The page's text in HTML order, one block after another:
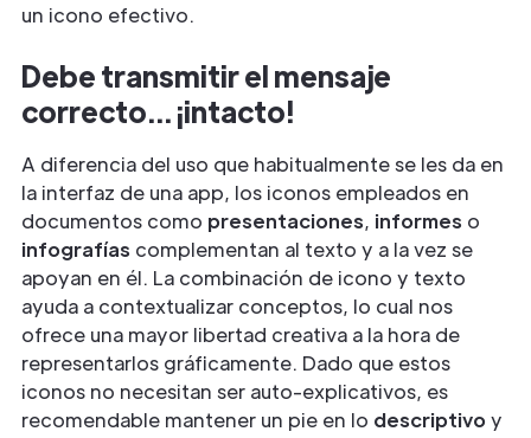
un icono efectivo.
Debe transmitir el mensaje
correcto... ¡intacto!
A diferencia del uso que habitualmente se les da en
la interfaz de una app, los iconos empleados en
documentos como presentaciones, informes o
infografías complementan al texto y a la vez se
apoyan en él. La combinación de icono y texto
ayuda a contextualizar conceptos, lo cual nos
ofrece una mayor libertad creativa a la hora de
representarlos gráficamente. Dado que estos
iconos no necesitan ser auto-explicativos, es
recomendable mantener un pie en lo descriptivo y